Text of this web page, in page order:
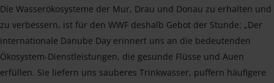
Die Wasserökosysteme der Mur, Drau und Donau zu erhalten und
zu verbessern, ist für den WWF deshalb Gebot der Stunde: „Der
internationale Danube Day erinnert uns an die bedeutenden
Ökosystem-Dienstleistungen, die gesunde Flüsse und Auen
erfüllen. Sie liefern uns sauberes Trinkwasser, puffern häufigere